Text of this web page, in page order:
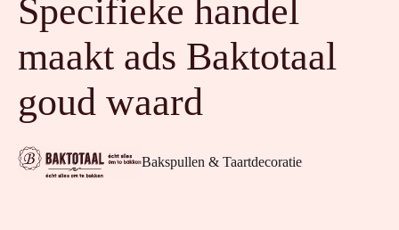
Specifieke handel
maakt ads Baktotaal
goud waard
Bakspullen & Taartdecoratie